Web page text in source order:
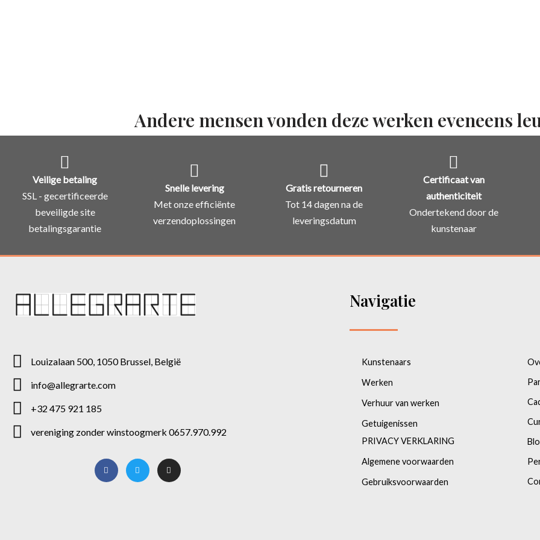
Andere mensen vonden deze werken eveneens
Veilige betaling
SSL - gecertificeerde
beveiligde site
betalingsgarantie
Snelle levering
Met onze efficiënte
verzendoplossingen
Gratis retourneren
Tot 14 dagen na de
leveringsdatum
Certificaat van
authenticiteit
Ondertekend door de
kunstenaar
Louizalaan 500, 1050 Brussel, België
info@allegrarte.com
+32 475 921 185
vereniging zonder winstoogmerk 0657.970.992
Navigatie
Kunstenaars
Werken
Verhuur van werken
Getuigenissen
PRIVACY VERKLARING
Algemene voorwaarden
Gebruiksvoorwaarden